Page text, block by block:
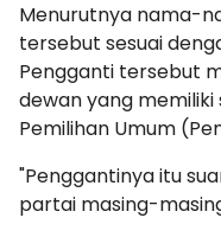
Menurutnya nama-
tersebut sesuai
Pengganti tersebut
dewan yang
Pemilihan Umum
"Penggantinya itu
partai masing-